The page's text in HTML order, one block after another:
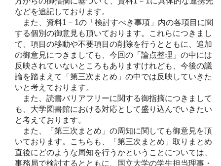
などを追記しております。
また、資料1－1の「検討すべき事項」内の各項目に関
する個別の御意見も頂いております。これらにつきまし
て、項目の移動や不要項目の削除を行うとともに、追加
の御意見につきましても、今回の「論点整理」の中には
反映されていないところもありますけれども、今後の議
論を踏まえて「第三次まとめ」の中では反映していきた
いと考えております。
また、読書バリアフリーに関する御指摘につきまして
も、大学図書館における対応として盛り込んでいきたい
と考えております。
また、「第三次まとめ」の周知に関しても御意見を頂
いております。こちらも、「第三次まとめ」取りまとめ
直後にどのような周知を行うかということについては、
事務局で検討するとともに、国立大学の学生担当理事・